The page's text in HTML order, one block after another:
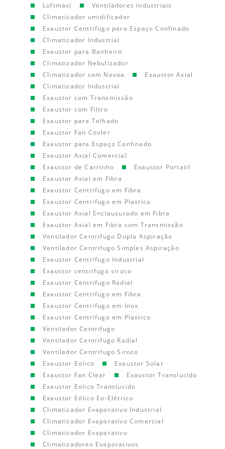
Luftmaxi
Ventiladores industriais
Climatizador umidificador
Exaustor Centrifugo para Espaço Confinado
Climatizador Industrial
Exaustor para Banheiro
Climatizador Nebulizador
Climatizador com Nevoa
Exaustor Axial
Climatizador Industrial
Exaustor com Transmissão
Exaustor com Filtro
Exaustor para Telhado
Exaustor Fan Cooler
Exaustor para Espaço Confinado
Exaustor Axial Comercial
Exaustor de Carrinho
Exaustor Portatil
Exaustor Axial em Fibra
Exaustor Centrifugo em Fibra
Exaustor Centrifugo em Plastico
Exaustor Axial Enclausurado em Fibra
Exaustor Axial em Fibra com Transmissão
Ventilador Centrifugo Dupla Aspiração
Ventilador Centrifugo Simples Aspiração
Exaustor Centrifugo Industrial
Exaustor centrifugo siroco
Exaustor Centrifugo Radial
Exaustor Centrifugo em Fibra
Exaustor Centrifugo em Inox
Exaustor Centrifugo em Plastico
Ventilador Centrifugo
Ventilador Centrifugo Radial
Ventilador Centrifugo Siroco
Exaustor Eolico
Exaustor Solar
Exaustor Fan Clear
Exaustor Translucido
Exaustor Eolico Translucido
Exaustor Eólico Eo-Elétrico
Climatizador Evaporativo Industrial
Climatizador Evaporativo Comercial
Climatizador Evaporativo
Climatizadores Evaporativos